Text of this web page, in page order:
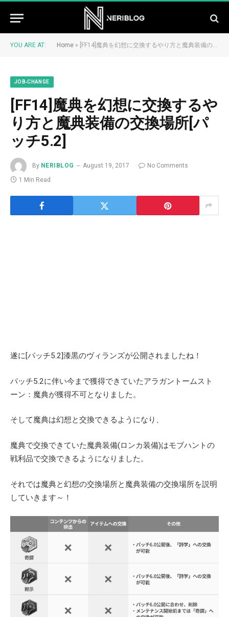
YOU ARE AT: Home » [FF14]魔典を幻想に交換するやり方と魔典装備の交換場所[パッチ5.2]
JOB‐CHANGE
[FF14]魔典を幻想に交換するや
り方と魔典装備の交換場所[パ
ッチ5.2]
By NERIBLOG August 19, 2017
No Comments
1 Min Read
遂に[パッチ5.2]漆黒のヴィランズが公開されましたね！
パッチ5.2に伴い今まで獲得できていたアラガントームスト
ーン：魔典が獲得不可となりました。
そして魔典は幻想と交換できるようになり、
魔典で交換できていた魔典装備(ロンカ装備)はモブハントの
戦利品で交換できるようになりました。
それでは魔典と幻想の交換場所と魔典装備の交換場所を説明
していきます～！